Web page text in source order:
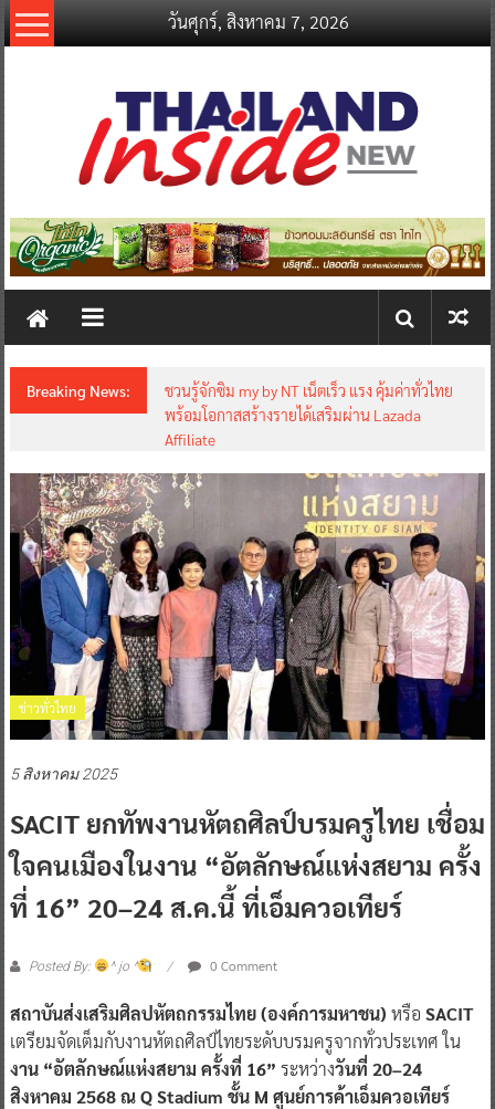
Skip
to
วันศุกร์, สิงหาคม 7, 2026
thailandinsidenew.com
Thailand
New
Breaking News:
ชวนรู้จักซิม my by NT เน็ตเร็ว แรง คุ้มค่าทั่วไทย
พร้อมโอกาสสร้างรายได้เสริมผ่าน Lazada
Affiliate
ข่าวทั่วไทย
5 สิงหาคม 2025
SACIT ยกทัพงานหัตถศิลป์บรมครูไทย เชื่อม
ใจคนเมืองในงาน “อัตลักษณ์แห่งสยาม ครั้ง
ที่ 16” 20–24 ส.ค.นี้ ที่เอ็มควอเทียร์
Posted By: ^ jo ^ 0 Comment
สถาบันส่งเสริมศิลปหัตถกรรมไทย (องค์การมหาชน) หรือ SACIT
เตรียมจัดเต็มกับงานหัตถศิลป์ไทยระดับบรมครูจากทั่วประเทศ ใน
งาน “อัตลักษณ์แห่งสยาม ครั้งที่ 16” ระหว่างวันที่ 20–24
สิงหาคม 2568 ณ Q Stadium ชั้น M ศูนย์การค้าเอ็มควอเทียร์